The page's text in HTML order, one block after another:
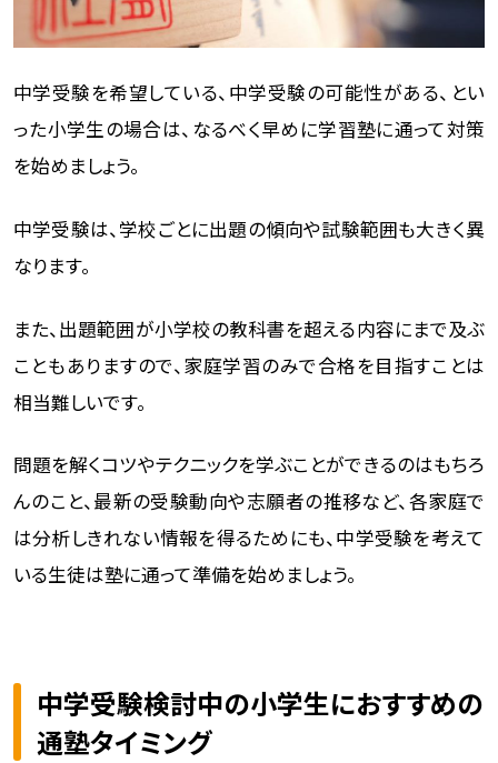
中学受験を希望している、中学受験の可能性がある、とい
った小学生の場合は、なるべく早めに学習塾に通って対策
を始めましょう。
中学受験は、学校ごとに出題の傾向や試験範囲も大きく異
なります。
また、出題範囲が小学校の教科書を超える内容にまで及ぶ
こともありますので、家庭学習のみで合格を目指すことは
相当難しいです。
問題を解くコツやテクニックを学ぶことができるのはもちろ
んのこと、最新の受験動向や志願者の推移など、各家庭で
は分析しきれない情報を得るためにも、中学受験を考えて
いる生徒は塾に通って準備を始めましょう。
中学受験検討中の小学生におすすめの
通塾タイミング